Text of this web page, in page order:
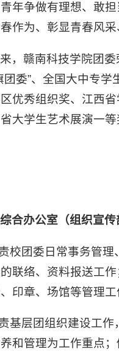
年争做有理想、敢
作为、彰显青春风
，赣南科技学院团
团委”、全国大中专学
优秀组织奖、江西
大学生艺术展演一等
合办公室（组织宣传
校团委日常事务管
联络、资料报送工
印章、场馆等管理工
基层团组织建设工
和管理为工作重点